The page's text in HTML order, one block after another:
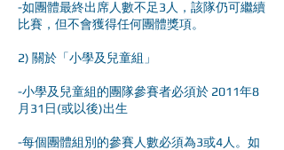
-如團體最終出席人數不足3人，該隊仍可繼續
比賽，但不會獲得任何團體獎項。
2) 關於「小學及兒童組」
-小學及兒童組的團隊參賽者必須於 2011年8
月31日(或以後)出生
-每個團體組別的參賽人數必須為3或4人。如